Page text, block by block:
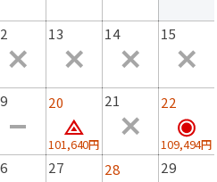
ップグレードコース＞
鰆など、近海であがる旬の地
魚も日により登場。
アン出身のシェフが厳選し、
す。
な肉質の京都和牛を薪火グリ
13 14 15
20
101,640円
21 22
109,494円
27 28 29